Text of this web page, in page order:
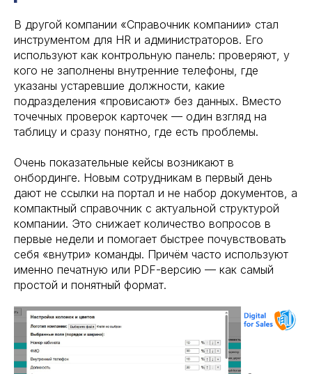
В другой компании «Справочник компании» стал
инструментом для HR и администраторов. Его
используют как контрольную панель: проверяют, у
кого не заполнены внутренние телефоны, где
указаны устаревшие должности, какие
подразделения «провисают» без данных. Вместо
точечных проверок карточек — один взгляд на
таблицу и сразу понятно, где есть проблемы.
Очень показательные кейсы возникают в
онбординге. Новым сотрудникам в первый день
дают не ссылки на портал и не набор документов, а
компактный справочник с актуальной структурой
компании. Это снижает количество вопросов в
первые недели и помогает быстрее почувствовать
себя «внутри» команды. Причём часто используют
именно печатную или PDF-версию — как самый
простой и понятный формат.